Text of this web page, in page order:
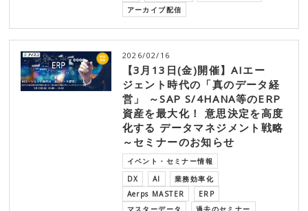
アーカイブ配信
2026/02/16
【3月13日(金)開催】AIエー
ジェント時代の「真のデータ経
営」 ～SAP S/4HANA等のERP
資産を最大化！ 意思決定を高度
化する データマネジメント戦略
～セミナーのお知らせ
イベント・セミナー情報
DX
AI
業務効率化
Aerps MASTER
ERP
マスターデータ
過去のセミナー